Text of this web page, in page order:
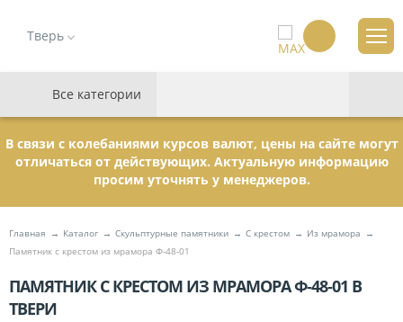
Тверь
Все категории
В связи с колебаниями курсов валют, цены на сайте могут
отличаться от действующих. Актуальную информацию
просим уточнять у менеджеров.
Главная Каталог Скульптурные памятники C крестом
Из мрамора
Памятник с крестом из мрамора Ф-48-01
ПАМЯТНИК С КРЕСТОМ ИЗ МРАМОРА Ф-48-01 В
ТВЕРИ